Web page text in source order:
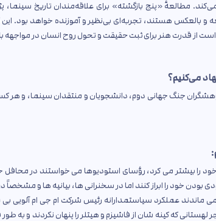
مطالعهٔ «پنج بازگشته» برای علاقه‌مندان تاریخ
بالعکس هستند، تجربه‌ای بی‌نظیر و آموزنده خواهد بود. این
از قدرت هنر برای ثبت حقیقت و تحول روح انسان در مواجهه
می‌کنیم؟
جنگ جهانی دوم، دانشجویان و منتقدان سینما، و هر
قدرت خود را بیشتر می کرد، رؤسای استودیوها می خواستند در
بودن خود را ابراز کنند اما در سخنرانی ها، بیانیه ها و
ماندند عملکرد سیاستمدارانه رئیس شرکت ام جی ام آلویی
لهستانی که کینه شان از فاشیزم و هیتلر را پنهان نکردند و به